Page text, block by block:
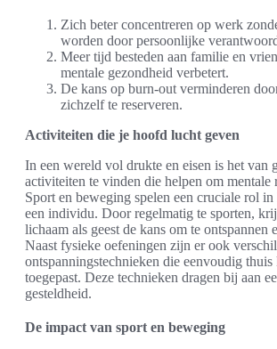
Zich beter concentreren op werk
worden door persoonlijke
Meer tijd besteden aan familie en
mentale gezondheid verbetert.
De kans op burn-out verminderen
zichzelf te reserveren.
Activiteiten die je hoofd lucht geven
In een wereld vol drukte en eisen is het van
activiteiten te vinden die helpen om mentale
Sport en beweging spelen een cruciale rol
een individu. Door regelmatig te sporten,
lichaam als geest de kans om te ontspannen
Naast fysieke oefeningen zijn er ook
ontspanningstechnieken die eenvoudig
toegepast. Deze technieken dragen bij aan
gesteldheid.
De impact van sport en beweging